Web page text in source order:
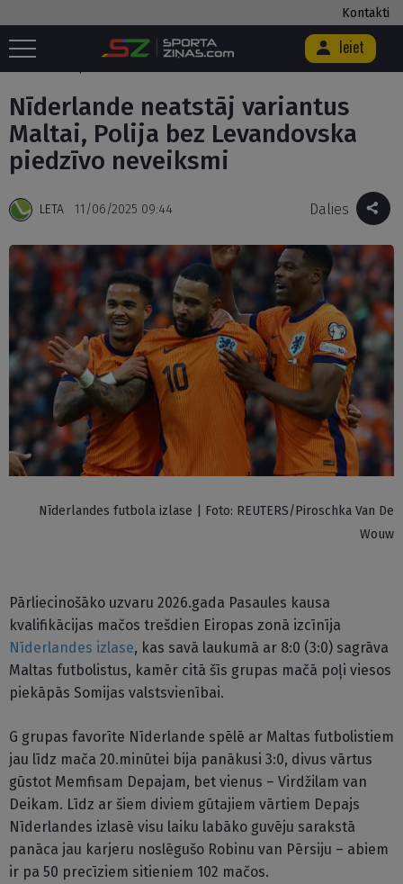
Kontakti
Ieiet
Sākums / Nīderlande neatstāj variantus Maltai, Polija bez
Nīderlande neatstāj variantus
Maltai, Polija bez Levandovska
piedzīvo neveiksmi
LETA 11/06/2025 09:44 Dalies
Nīderlandes futbola izlase | Foto: REUTERS/Piroschka Van De
Wouw
Pārliecinošāko uzvaru 2026.gada Pasaules kausa
kvalifikācijas mačos trešdien Eiropas zonā izcīnīja
Nīderlandes izlase, kas savā laukumā ar 8:0 (3:0) sagrāva
Maltas futbolistus, kamēr citā šīs grupas mačā poļi viesos
piekāpās Somijas valstsvienībai.
G grupas favorīte Nīderlande spēlē ar Maltas futbolistiem
jau līdz mača 20.minūtei bija panākusi 3:0, divus vārtus
gūstot Memfisam Depajam, bet vienus – Virdžilam van
Deikam. Līdz ar šiem diviem gūtajiem vārtiem Depajs
Nīderlandes izlasē visu laiku labāko guvēju sarakstā
panāca jau karjeru noslēgušo Robinu van Pērsiju – abiem
ir pa 50 precīziem sitieniem 102 mačos.